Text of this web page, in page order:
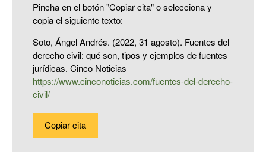
Pincha en el botón "Copiar cita" o selecciona y
copia el siguiente texto:
Soto, Ángel Andrés. (2022, 31 agosto). Fuentes del
derecho civil: qué son, tipos y ejemplos de fuentes
jurídicas. Cinco Noticias
https://www.cinconoticias.com/fuentes-del-derecho-
civil/
Copiar cita